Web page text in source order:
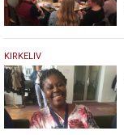
23.
april
2018
KIRKELIV